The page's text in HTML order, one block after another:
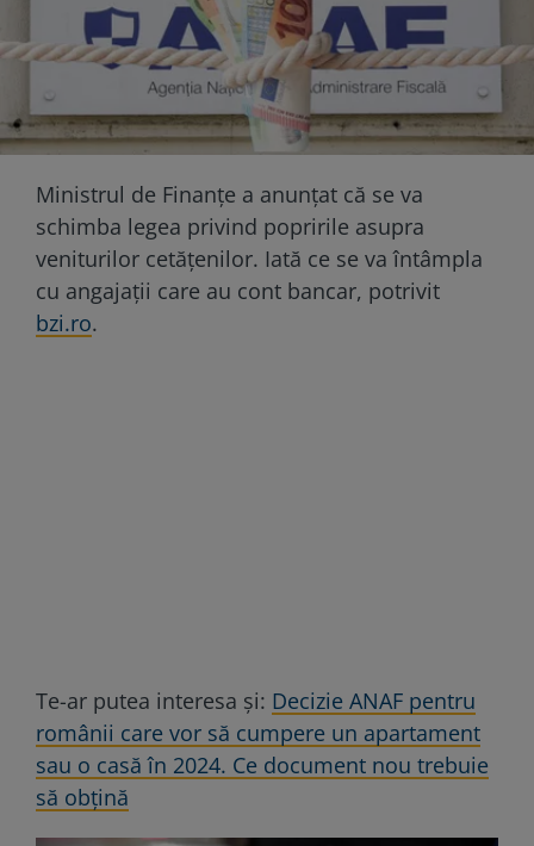
Ministrul de Finanțe a anunțat că se va
schimba legea privind popririle asupra
veniturilor cetățenilor. Iată ce se va întâmpla
cu angajații care au cont bancar, potrivit
bzi.ro.
Te-ar putea interesa și: Decizie ANAF pentru
românii care vor să cumpere un apartament
sau o casă în 2024. Ce document nou trebuie
să obțină